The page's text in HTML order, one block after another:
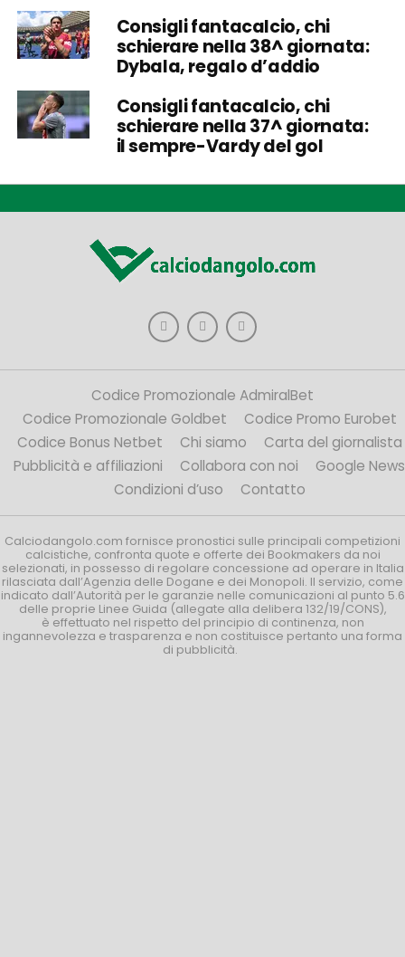
Consigli fantacalcio, chi
schierare nella 38^ giornata:
Dybala, regalo d’addio
Consigli fantacalcio, chi
schierare nella 37^ giornata:
il sempre-Vardy del gol
Codice Promozionale AdmiralBet
Codice Promozionale Goldbet
Codice Promo Eurobet
Codice Bonus Netbet
Chi siamo
Carta del giornalista
Pubblicità e affiliazioni
Collabora con noi
Google News
Condizioni d’uso
Contatto
Calciodangolo.com fornisce pronostici sulle principali competizioni
calcistiche, confronta quote e offerte dei Bookmakers da noi
selezionati, in possesso di regolare concessione ad operare in Italia
rilasciata dall’Agenzia delle Dogane e dei Monopoli. Il servizio, come
indicato dall’Autorità per le garanzie nelle comunicazioni al punto 5.6
delle proprie Linee Guida (allegate alla delibera 132/19/CONS),
è effettuato nel rispetto del principio di continenza, non
ingannevolezza e trasparenza e non costituisce pertanto una forma
di pubblicità.